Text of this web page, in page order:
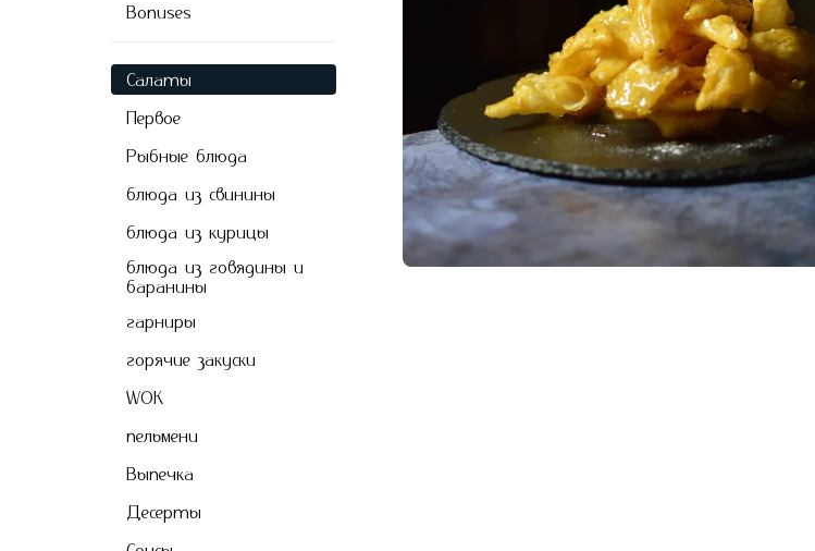
Bonuses
Салаты
Первое
Рыбные блюда
блюда из свинины
блюда из курицы
блюда из говядины и
баранины
гарниры
горячие закуски
WOK
пельмени
Выпечкa
Десерты